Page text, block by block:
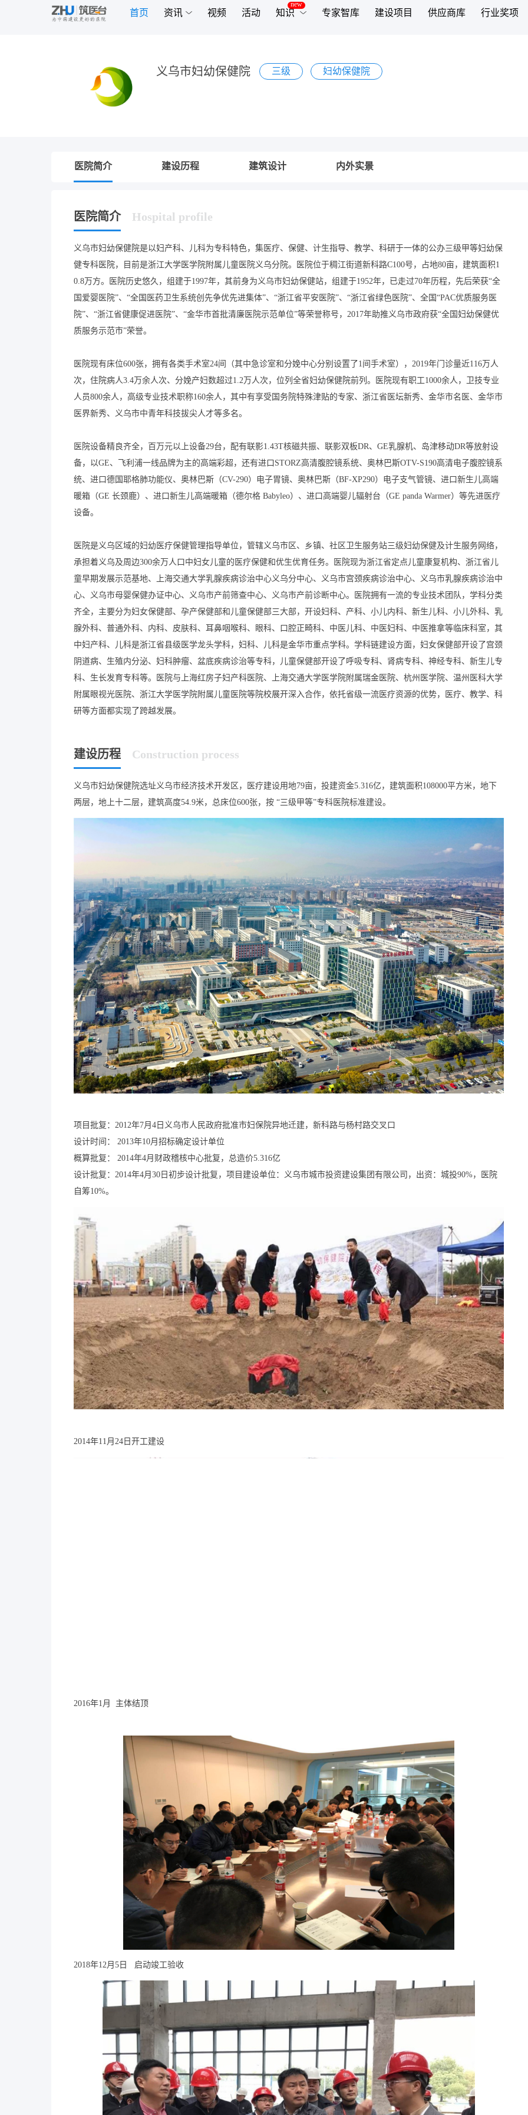
首页 资讯 视频 活动 知识 专家智库 建设项目 供应商库 行业奖项
义乌市妇幼保健院 三级 妇幼保健院
医院简介 建设历程 建筑设计 内外实景
医院简介 Hospital profile
义乌市妇幼保健院是以妇产科、儿科为专科特色，集医疗、保健、计生指导、教学、科研于一体的公办三级甲等妇幼保
健专科医院，目前是浙江大学医学院附属儿童医院义乌分院。医院位于稠江街道新科路C100号，占地80亩，建筑面积1
0.8万方。医院历史悠久，组建于1997年，其前身为义乌市妇幼保健站，组建于1952年，已走过70年历程，先后荣获“全
国爱婴医院”、“全国医药卫生系统创先争优先进集体”、“浙江省平安医院”、“浙江省绿色医院”、全国“PAC优质服务医
院”、“浙江省健康促进医院”、“金华市首批清廉医院示范单位”等荣誉称号，2017年助推义乌市政府获“全国妇幼保健优
质服务示范市”荣誉。
医院现有床位600张，拥有各类手术室24间（其中急诊室和分娩中心分别设置了1间手术室），2019年门诊量近116万人
次，住院病人3.4万余人次、分娩产妇数超过1.2万人次，位列全省妇幼保健院前列。医院现有职工1000余人，卫技专业
人员800余人，高级专业技术职称160余人，其中有享受国务院特殊津贴的专家、浙江省医坛新秀、金华市名医、金华市
医界新秀、义乌市中青年科技拔尖人才等多名。
医院设备精良齐全，百万元以上设备29台，配有联影1.43T核磁共振、联影双板DR、GE乳腺机、岛津移动DR等放射设
备，以GE、飞利浦一线品牌为主的高端彩超，还有进口STORZ高清腹腔镜系统、奥林巴斯OTV-S190高清电子腹腔镜系
统、进口德国耶格肺功能仪、奥林巴斯（CV-290）电子胃镜、奥林巴斯（BF-XP290）电子支气管镜、进口新生儿高端
暖箱（GE 长颈鹿）、进口新生儿高端暖箱（德尔格 Babyleo）、进口高端婴儿辐射台（GE panda Warmer）等先进医疗
设备。
医院是义乌区域的妇幼医疗保健管理指导单位，管辖义乌市区、乡镇、社区卫生服务站三级妇幼保健及计生服务网络，
承担着义乌及周边300余万人口中妇女儿童的医疗保健和优生优育任务。医院现为浙江省定点儿童康复机构、浙江省儿
童早期发展示范基地、上海交通大学乳腺疾病诊治中心义乌分中心、义乌市宫颈疾病诊治中心、义乌市乳腺疾病诊治中
心、义乌市母婴保健办证中心、义乌市产前筛查中心、义乌市产前诊断中心。医院拥有一流的专业技术团队，学科分类
齐全，主要分为妇女保健部、孕产保健部和儿童保健部三大部，开设妇科、产科、小儿内科、新生儿科、小儿外科、乳
腺外科、普通外科、内科、皮肤科、耳鼻咽喉科、眼科、口腔正畸科、中医儿科、中医妇科、中医推拿等临床科室，其
中妇产科、儿科是浙江省县级医学龙头学科，妇科、儿科是金华市重点学科。学科链建设方面，妇女保健部开设了宫颈
阴道病、生殖内分泌、妇科肿瘤、盆底疾病诊治等专科，儿童保健部开设了呼吸专科、肾病专科、神经专科、新生儿专
科、生长发育专科等。医院与上海红房子妇产科医院、上海交通大学医学院附属瑞金医院、杭州医学院、温州医科大学
附属眼视光医院、浙江大学医学院附属儿童医院等院校展开深入合作，依托省级一流医疗资源的优势，医疗、教学、科
建设历程 Construction process
义乌市妇幼保健院选址义乌市经济技术开发区，医疗建设用地79亩，投建资金5.316亿，建筑面积108000平方米，地下
两层，地上十二层，建筑高度54.9米，总床位600张，按 “三级甲等”专科医院标准建设。
项目批复：2012年7月4日义乌市人民政府批准市妇保院异地迁建，新科路与杨村路交叉口
设计时间： 2013年10月招标确定设计单位
概算批复： 2014年4月财政稽核中心批复，总造价5.316亿
设计批复：2014年4月30日初步设计批复，项目建设单位：义乌市城市投资建设集团有限公司，出资：城投90%，医院
自筹10%。
2014年11月24日开工建设
2016年1月  主体结顶
2018年12月5日   启动竣工验收